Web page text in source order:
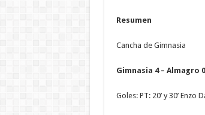
Resumen
Cancha de Gimnasia
Gimnasia 4 – Almagro 0
Goles: PT: 20’ y 30’ Enzo